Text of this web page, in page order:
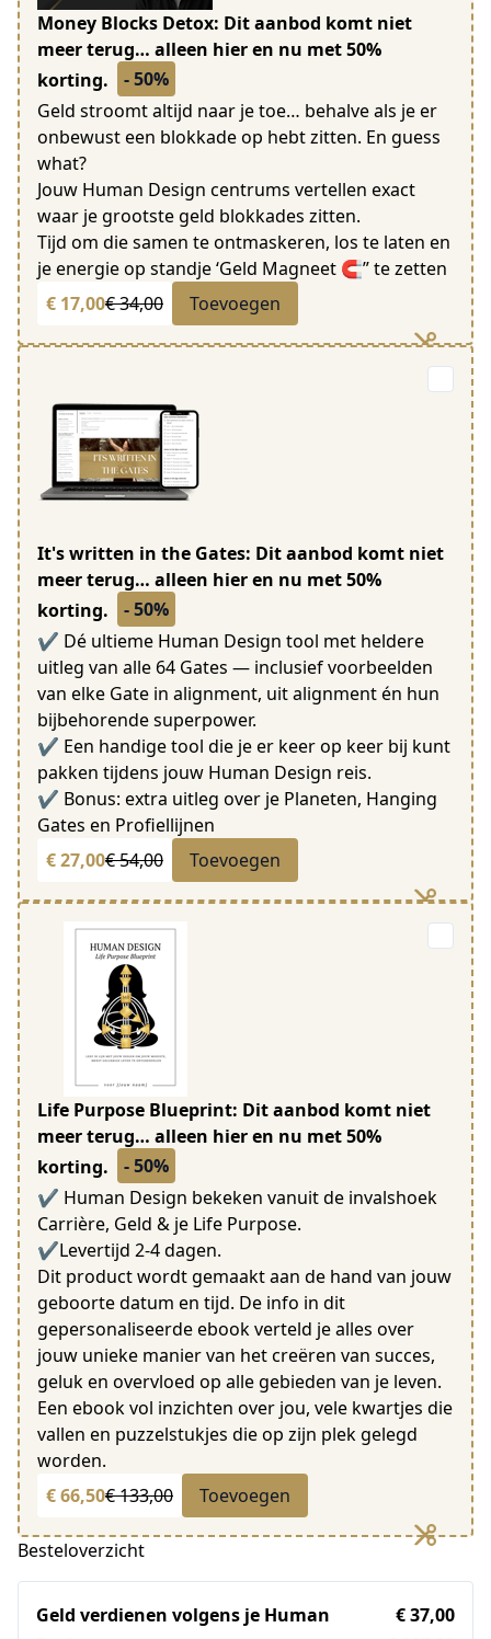
Money Blocks Detox: Dit aanbod komt niet
meer terug… alleen hier en nu met 50%
korting.
- 50%
Geld stroomt altijd naar je toe… behalve als je er
onbewust een blokkade op hebt zitten. En guess
what?
Jouw Human Design centrums vertellen exact
waar je grootste geld blokkades zitten.
Tijd om die samen te ontmaskeren, los te laten en
je energie op standje ‘Geld Magneet 🧲” te zetten
€ 17,00€ 34,00 Toevoegen
It's written in the Gates: Dit aanbod komt niet
meer terug… alleen hier en nu met 50%
korting.
- 50%
✔ Dé ultieme Human Design tool met heldere
uitleg van alle 64 Gates — inclusief voorbeelden
van elke Gate in alignment, uit alignment én hun
bijbehorende superpower.
✔ Een handige tool die je er keer op keer bij kunt
pakken tijdens jouw Human Design reis.
✔ Bonus: extra uitleg over je Planeten, Hanging
Gates en Profiellijnen
€ 27,00€ 54,00 Toevoegen
Life Purpose Blueprint: Dit aanbod komt niet
meer terug… alleen hier en nu met 50%
korting.
- 50%
✔ Human Design bekeken vanuit de invalshoek
Carrière, Geld & je Life Purpose.
✔Levertijd 2-4 dagen.
Dit product wordt gemaakt aan de hand van jouw
geboorte datum en tijd. De info in dit
gepersonaliseerde ebook verteld je alles over
jouw unieke manier van het creëren van succes,
geluk en overvloed op alle gebieden van je leven.
Een ebook vol inzichten over jou, vele kwartjes die
vallen en puzzelstukjes die op zijn plek gelegd
worden.
€ 66,50€ 133,00 Toevoegen
Besteloverzicht
Geld verdienen volgens je Human
€ 37,00